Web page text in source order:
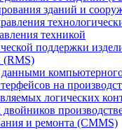
зданий и
техникой
поддержки
(RMS)
на
логических
и ремонта (CMMS)